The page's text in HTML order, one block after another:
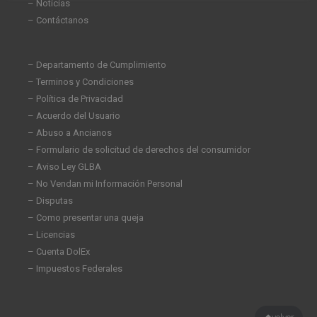
– Noticias
– Contáctanos
– Departamento de Cumplimiento
– Terminos y Condiciones
– Política de Privacidad
– Acuerdo del Usuario
– Abuso a Ancianos
– Formulario de solicitud de derechos del consumidor
– Aviso Ley GLBA
– No Vendan mi Información Personal
– Disputas
– Como presentar una queja
– Licencias
– Cuenta DolEx
– Impuestos Federales